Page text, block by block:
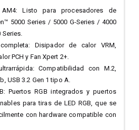
Listo para procesadores de
5000 Series / 5000 G-Series / 4000
Disipador de calor VRM,
PCH y Fan Xpert 2+.
Compatibilidad con M.2,
USB 3.2 Gen 1 tipo A.
Puertos RGB integrados y puertos
para tiras de LED RGB, que se
con hardware compatible con